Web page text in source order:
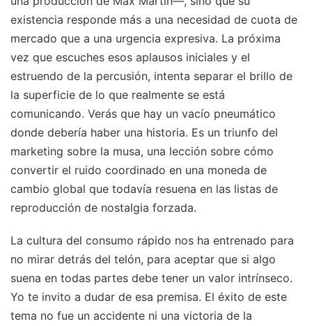
existencia responde más a una necesidad de cuota de
mercado que a una urgencia expresiva. La próxima
vez que escuches esos aplausos iniciales y el
estruendo de la percusión, intenta separar el brillo de
la superficie de lo que realmente se está
comunicando. Verás que hay un vacío pneumático
donde debería haber una historia. Es un triunfo del
marketing sobre la musa, una lección sobre cómo
convertir el ruido coordinado en una moneda de
cambio global que todavía resuena en las listas de
reproducción de nostalgia forzada.
La cultura del consumo rápido nos ha entrenado para
no mirar detrás del telón, para aceptar que si algo
suena en todas partes debe tener un valor intrínseco.
Yo te invito a dudar de esa premisa. El éxito de este
tema no fue un accidente ni una victoria de la